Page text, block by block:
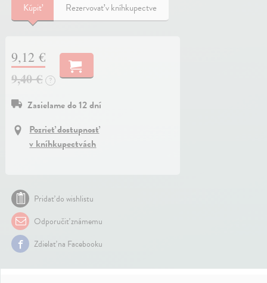
Kúpiť Rezervovať v kníhkupectve
9,12 €
9,40 €
?
Zasielame do 12 dní
Pozrieť dostupnosť
v kníhkupectvách
Pridať do wishlistu
Odporučiť známemu
Zdielať na Facebooku